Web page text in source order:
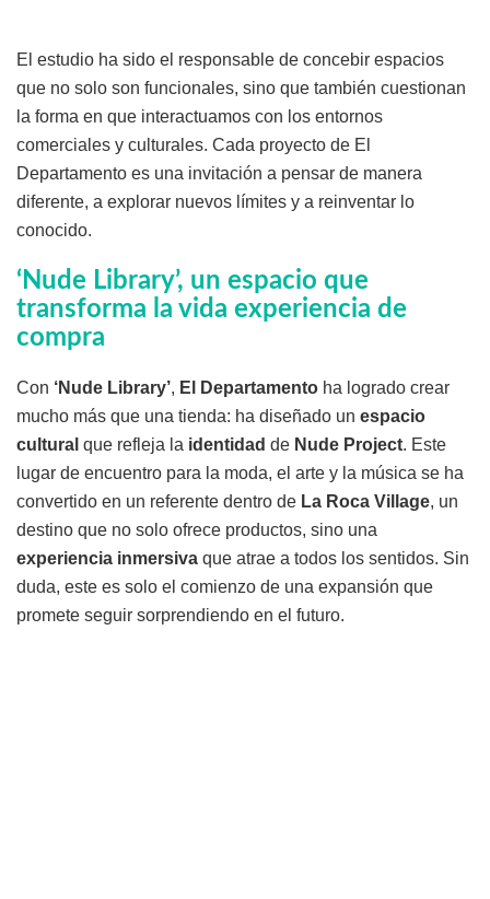
El estudio ha sido el responsable de concebir espacios
que no solo son funcionales, sino que también cuestionan
la forma en que interactuamos con los entornos
comerciales y culturales. Cada proyecto de El
Departamento es una invitación a pensar de manera
diferente, a explorar nuevos límites y a reinventar lo
conocido.
‘Nude Library’, un espacio que
transforma la vida experiencia de
compra
Con ‘Nude Library’, El Departamento ha logrado crear
mucho más que una tienda: ha diseñado un espacio
cultural que refleja la identidad de Nude Project. Este
lugar de encuentro para la moda, el arte y la música se ha
convertido en un referente dentro de La Roca Village, un
destino que no solo ofrece productos, sino una
experiencia inmersiva que atrae a todos los sentidos. Sin
duda, este es solo el comienzo de una expansión que
promete seguir sorprendiendo en el futuro.